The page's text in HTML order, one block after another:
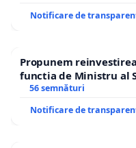
Notificare de
Propunem
functia de Ministru al
56 semnături
Notificare de